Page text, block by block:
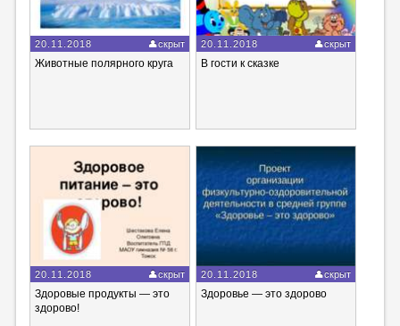
20.11.2018 скрыт
Животные полярного круга
20.11.2018 скрыт
В гости к сказке
20.11.2018 скрыт
Здоровые продукты — это
здорово!
20.11.2018 скрыт
Здоровье — это здорово